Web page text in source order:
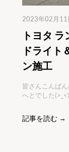
2023年02月11
トヨタ
ドライ
ン施工
皆さんこんばんは！ 松本は雪に覆われ、朝から
へとでした(>_<) まだまだ、寒い日が続きますが体調には気を
ヘッドライトとテールラ
気車種、トヨタ
記事を読む →